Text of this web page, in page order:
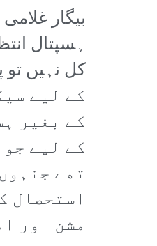
کے لیے
کے بغیر
کے لیے
تھے
مشن اور